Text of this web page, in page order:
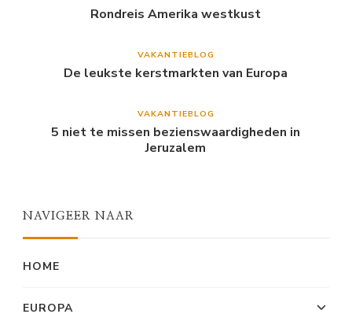
Rondreis Amerika westkust
VAKANTIEBLOG
De leukste kerstmarkten van Europa
VAKANTIEBLOG
5 niet te missen bezienswaardigheden in
Jeruzalem
NAVIGEER NAAR
HOME
EUROPA